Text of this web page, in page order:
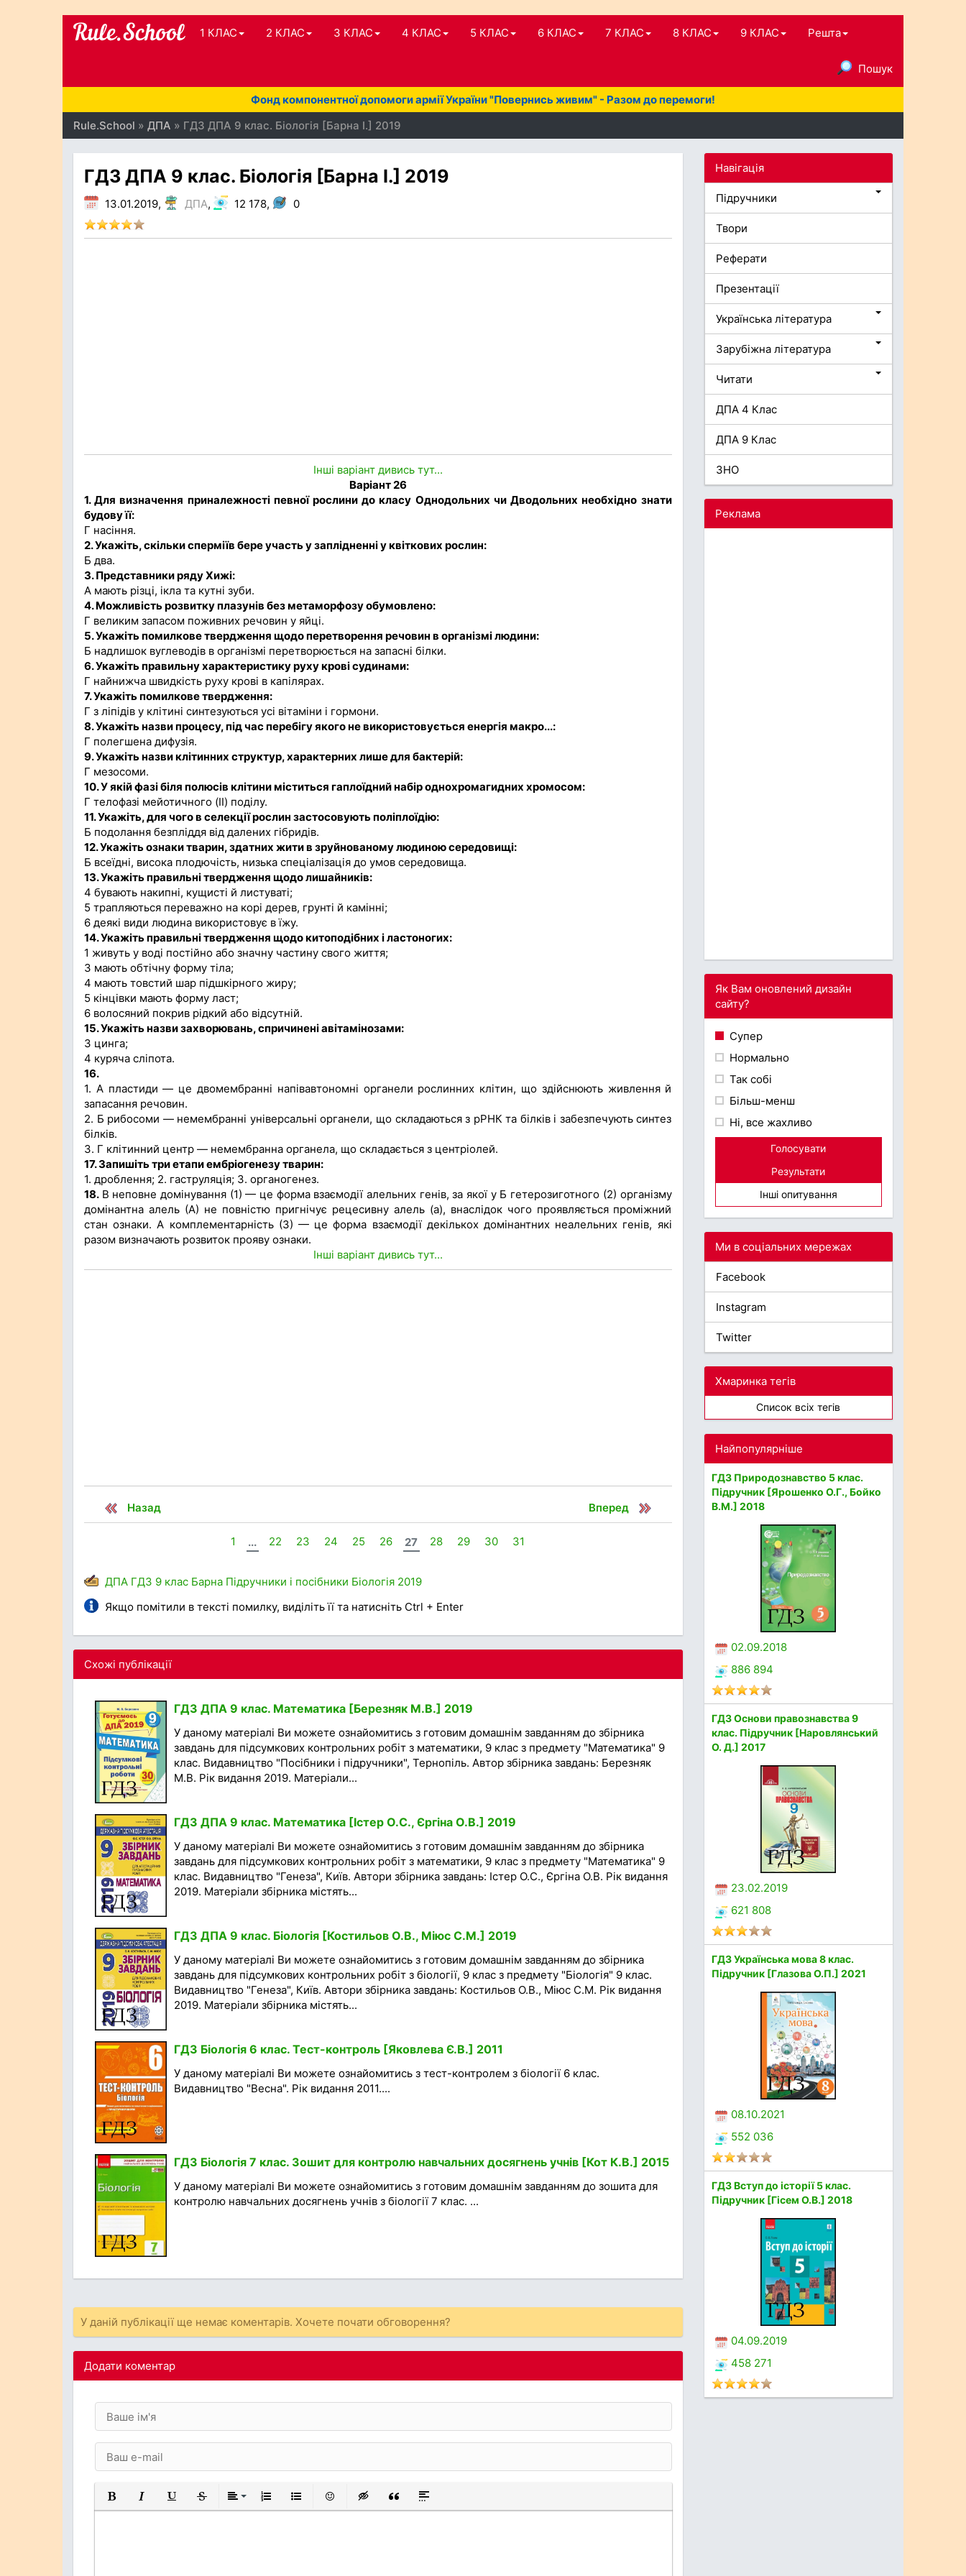
1 КЛАС 2 КЛАС 3 КЛАС 4 КЛАС 5 КЛАС 6 КЛАС 7 КЛАС 8 КЛАС 9 КЛАС Решта
Пошук
Фонд компонентної допомоги армії України "Повернись живим" - Разом до перемоги!
Rule.School » ДПА » ГДЗ ДПА 9 клас. Біологія [Барна І.] 2019
ГДЗ ДПА 9 клас. Біологія [Барна І.] 2019
13.01.2019, ДПА, 12 178, 0
Інші варіант дивись тут...
Варіант 26
1. Для визначення приналежності певної рослини до класу Однодольних чи Дводольних необхідно знати
будову її:
Г насіння.
2. Укажіть, скільки сперміїв бере участь у заплідненні у квіткових рослин:
Б два.
3. Представники ряду Хижі:
А мають різці, ікла та кутні зуби.
4. Можливість розвитку плазунів без метаморфозу обумовлено:
Г великим запасом поживних речовин у яйці.
5. Укажіть помилкове твердження щодо перетворення речовин в організмі людини:
Б надлишок вуглеводів в організмі перетворюється на запасні білки.
6. Укажіть правильну характеристику руху крові судинами:
Г найнижча швидкість руху крові в капілярах.
7. Укажіть помилкове твердження:
Г з ліпідів у клітині синтезуються усі вітаміни і гормони.
8. Укажіть назви процесу, під час перебігу якого не використовується енергія макро...:
Г полегшена дифузія.
9. Укажіть назви клітинних структур, характерних лише для бактерій:
Г мезосоми.
10. У якій фазі біля полюсів клітини міститься гаплоїдний набір однохромагидних хромосом:
Г телофазі мейотичного (II) поділу.
11. Укажіть, для чого в селекції рослин застосовують поліплоїдію:
Б подолання безпліддя від далених гібридів.
12. Укажіть ознаки тварин, здатних жити в зруйнованому людиною середовищі:
Б всеїдні, висока плодючість, низька спеціалізація до умов середовища.
13. Укажіть правильні твердження щодо лишайників:
4 бувають накипні, кущисті й листуваті;
5 трапляються переважно на корі дерев, грунті й камінні;
6 деякі види людина використовує в їжу.
14. Укажіть правильні твердження щодо китоподібних і ластоногих:
1 живуть у воді постійно або значну частину свого життя;
3 мають обтічну форму тіла;
4 мають товстий шар підшкірного жиру;
5 кінцівки мають форму ласт;
6 волосяний покрив рідкий або відсутній.
15. Укажіть назви захворювань, спричинені авітамінозами:
3 цинга;
4 куряча сліпота.
16.
1. А пластиди — це двомембранні напівавтономні органели рослинних клітин, що здійснюють живлення й
запасання речовин.
2. Б рибосоми — немембранні універсальні органели, що складаються з рРНК та білків і забезпечують синтез
білків.
3. Г клітинний центр — немембранна органела, що складається з центріолей.
17. Запишіть три етапи ембріогенезу тварин:
1. дроблення; 2. гаструляція; 3. органогенез.
18. В неповне домінування (1) — це форма взаємодії алельних генів, за якої у Б гетерозиготного (2) організму
домінантна алель (А) не повністю пригнічує рецесивну алель (а), внаслідок чого проявляється проміжний
стан ознаки. А комплементарність (3) — це форма взаємодії декількох домінантних неалельних генів, які
разом визначають розвиток прояву ознаки.
Інші варіант дивись тут...
Назад Вперед
1 ... 22 23 24 25 26 27 28 29 30 31
ДПА ГДЗ 9 клас Барна Підручники і посібники Біологія 2019
Якщо помітили в тексті помилку, виділіть її та натисніть Ctrl + Enter
Схожі публікації
ГДЗ ДПА 9 клас. Математика [Березняк М.В.] 2019
У даному матеріалі Ви можете ознайомитись з готовим домашнім завданням до збірника
завдань для підсумкових контрольних робіт з математики, 9 клас з предмету "Математика" 9
клас. Видавництво "Посібники і підручники", Тернопіль. Автор збірника завдань: Березняк
М.В. Рік видання 2019. Матеріали...
ГДЗ ДПА 9 клас. Математика [Істер О.С., Єргіна О.В.] 2019
У даному матеріалі Ви можете ознайомитись з готовим домашнім завданням до збірника
завдань для підсумкових контрольних робіт з математики, 9 клас з предмету "Математика" 9
клас. Видавництво "Генеза", Київ. Автори збірника завдань: Істер О.С., Єргіна О.В. Рік видання
2019. Матеріали збірника містять...
ГДЗ ДПА 9 клас. Біологія [Костильов О.В., Міюс С.М.] 2019
У даному матеріалі Ви можете ознайомитись з готовим домашнім завданням до збірника
завдань для підсумкових контрольних робіт з біології, 9 клас з предмету "Біологія" 9 клас.
Видавництво "Генеза", Київ. Автори збірника завдань: Костильов О.В., Міюс С.М. Рік видання
2019. Матеріали збірника містять...
ГДЗ Біологія 6 клас. Тест-контроль [Яковлева Є.В.] 2011
У даному матеріалі Ви можете ознайомитись з тест-контролем з біології 6 клас.
Видавництво "Весна". Рік видання 2011....
ГДЗ Біологія 7 клас. Зошит для контролю навчальних досягнень учнів [Кот К.В.] 2015
У даному матеріалі Ви можете ознайомитись з готовим домашнім завданням до зошита для
контролю навчальних досягнень учнів з біології 7 клас. ...
У даній публікації ще немає коментарів. Хочете почати обговорення?
Додати коментар
ЖирнийКурсивПідкреслений
ЗакресленийВирівнювання
Нумерований список
Маркований список
смайлиInsert hidden text
Insert QuoteInsert spoiler
Навігація
Підручники
Твори
Реферати
Презентації
Українська література
Зарубіжна література
Читати
ДПА 4 Клас
ДПА 9 Клас
ЗНО
Реклама
Як Вам оновлений дизайн
сайту?
Супер
Нормально
Так собі
Більш-менш
Ні, все жахливо
Голосувати
Результати
Інші опитування
Ми в соціальних мережах
Facebook
Instagram
Twitter
Хмаринка тегів
Список всіх тегів
Найпопулярніше
ГДЗ Природознавство 5 клас.
Підручник [Ярошенко О.Г., Бойко
В.М.] 2018
02.09.2018
886 894
ГДЗ Основи правознавства 9
клас. Підручник [Наровлянський
О. Д.] 2017
23.02.2019
621 808
ГДЗ Українська мова 8 клас.
Підручник [Глазова О.П.] 2021
08.10.2021
552 036
ГДЗ Вступ до історії 5 клас.
Підручник [Гісем О.В.] 2018
04.09.2019
458 271